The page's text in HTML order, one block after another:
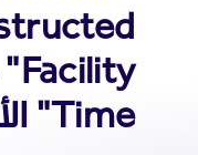
Time" الأمريكي